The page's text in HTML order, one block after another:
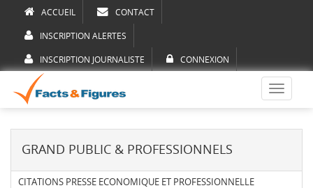
ACCUEIL CONTACT
INSCRIPTION ALERTES
INSCRIPTION JOURNALISTE CONNEXION
Toggle
GRAND PUBLIC & PROFESSIONNELS
CITATIONS PRESSE ECONOMIQUE ET PROFESSIONNELLE